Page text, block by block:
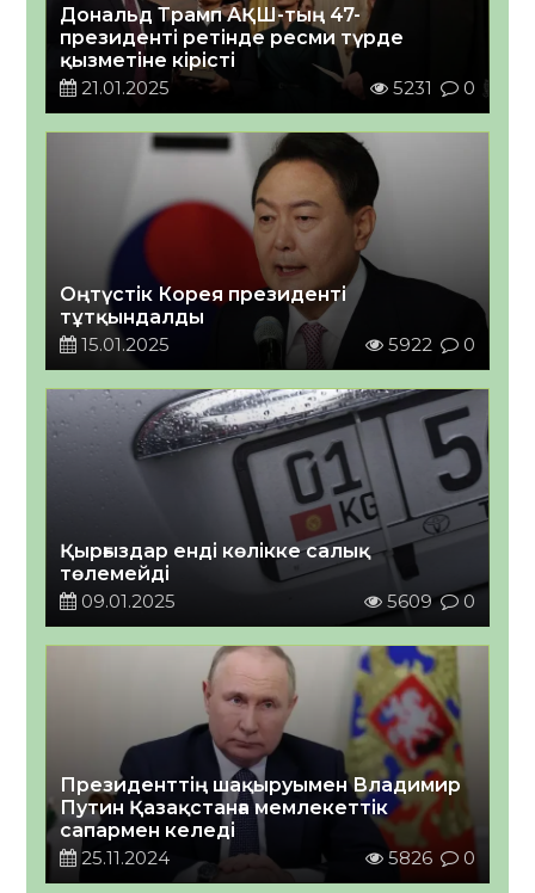
Дональд Трамп АҚШ-тың 47-
президенті ретінде ресми түрде
қызметіне кірісті
21.01.2025
5231 0
Оңтүстік Корея президенті
тұтқындалды
15.01.2025
5922 0
Қырғыздар енді көлікке салық
төлемейді
09.01.2025
5609 0
Президенттің шақыруымен Владимир
Путин Қазақстанға мемлекеттік
сапармен келеді
25.11.2024
5826 0